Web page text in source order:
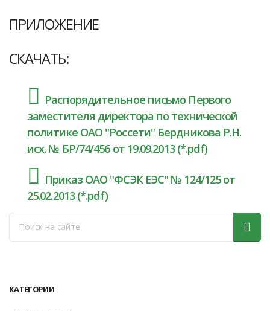
ПРИЛОЖЕНИЕ
СКАЧАТЬ:
Распорядительное письмо Первого
заместителя директора по технической
политике ОАО "Россети" Бердникова Р.Н.
исх. № БР/74/456 от 19.09.2013 (*.pdf)
Приказ ОАО "ФСЭК ЕЭС" № 124/125 от
25.02.2013 (*.pdf)
КАТЕГОРИИ